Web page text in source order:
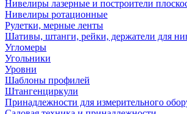
Нивелиры лазерные и построители
Нивелиры ротационные
Рулетки, мерные ленты
Шативы, штанги, рейки, держатели для
Угломеры
Угольники
Уровни
Шаблоны профилей
Штангенциркули
Принадлежности для измерительного